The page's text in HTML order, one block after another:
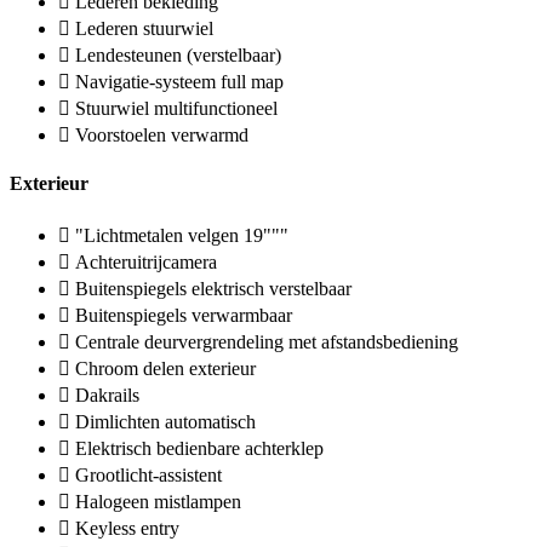
Lederen stuurwiel
Lendesteunen (verstelbaar)
Navigatie-systeem full map
Stuurwiel multifunctioneel
Voorstoelen verwarmd
Exterieur
"Lichtmetalen velgen 19"""
Achteruitrijcamera
Buitenspiegels elektrisch verstelbaar
Buitenspiegels verwarmbaar
Centrale deurvergrendeling met afstandsbediening
Chroom delen exterieur
Dakrails
Dimlichten automatisch
Elektrisch bedienbare achterklep
Grootlicht-assistent
Halogeen mistlampen
Keyless entry